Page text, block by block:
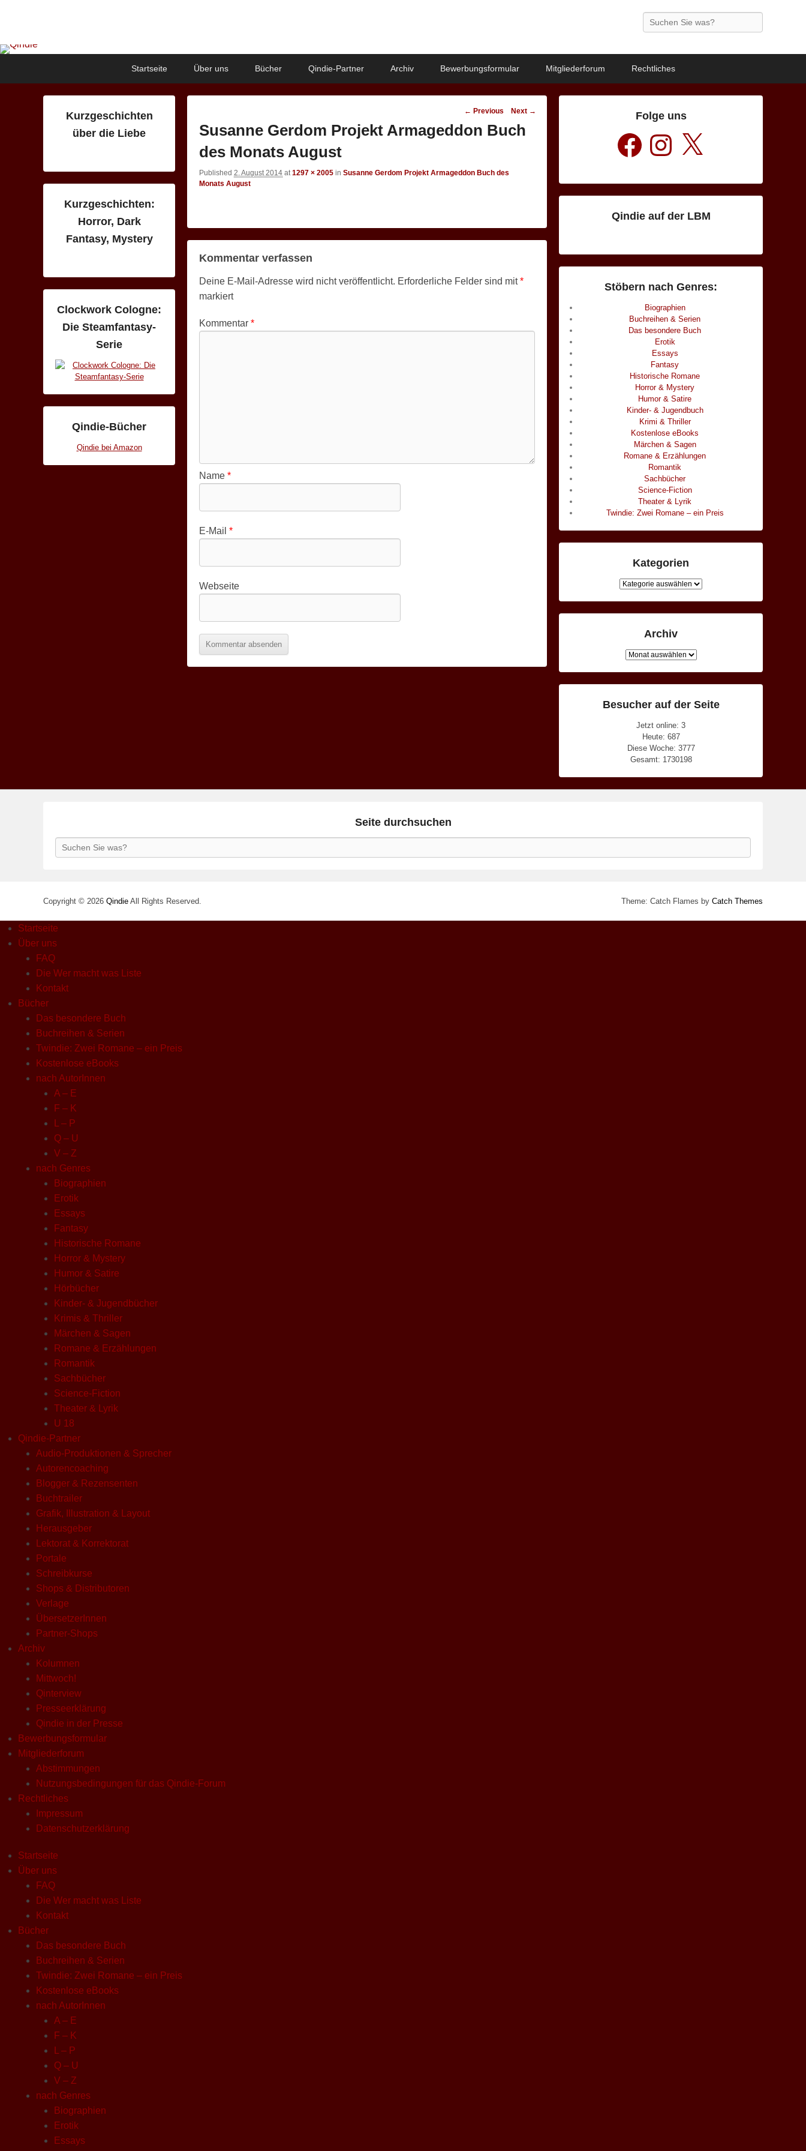
Search
Startseite Über uns Bücher Qindie-Partner Archiv Bewerbungsformular Mitgliederforum Rechtliches
Image
navigation
← Previous Next →
Susanne Gerdom Projekt Armageddon Buch
des Monats August
Published 2. August 2014 at 1297 × 2005 in Susanne Gerdom Projekt Armageddon Buch des
Monats August
Kommentar verfassen
Deine E-Mail-Adresse wird nicht veröffentlicht. Erforderliche Felder sind mit*
markiert
Kommentar *
Name *
E-Mail *
Webseite
Folge uns
Facebook Instagram
Qindie auf der LBM
Stöbern nach Genres:
Biographien
Buchreihen & Serien
Das besondere Buch
Erotik
Essays
Fantasy
Historische Romane
Horror & Mystery
Humor & Satire
Kinder- & Jugendbuch
Krimi & Thriller
Kostenlose eBooks
Märchen & Sagen
Romane & Erzählungen
Romantik
Sachbücher
Science-Fiction
Theater & Lyrik
Twindie: Zwei Romane – ein Preis
Kategorien
Kategorien
Archiv
Archiv
Besucher auf der Seite
Jetzt online: 3
Heute: 687
Diese Woche: 3777
Gesamt: 1730198
Kurzgeschichten
über die Liebe
Kurzgeschichten:
Horror, Dark
Fantasy, Mystery
Clockwork Cologne:
Die Steamfantasy-
Serie
Qindie-Bücher
Qindie bei Amazon
Seite durchsuchen
Search
Copyright © 2026 Qindie All Rights Reserved. Theme: Catch Flames by Catch Themes
Startseite
Über uns
FAQ
Die Wer macht was Liste
Kontakt
Bücher
Das besondere Buch
Buchreihen & Serien
Twindie: Zwei Romane – ein Preis
Kostenlose eBooks
nach AutorInnen
A – E
F – K
L – P
Q – U
V – Z
nach Genres
Biographien
Erotik
Essays
Fantasy
Historische Romane
Horror & Mystery
Humor & Satire
Hörbücher
Kinder- & Jugendbücher
Krimis & Thriller
Märchen & Sagen
Romane & Erzählungen
Romantik
Sachbücher
Science-Fiction
Theater & Lyrik
U 18
Qindie-Partner
Audio-Produktionen & Sprecher
Autorencoaching
Blogger & Rezensenten
Buchtrailer
Grafik, Illustration & Layout
Herausgeber
Lektorat & Korrektorat
Portale
Schreibkurse
Shops & Distributoren
Verlage
ÜbersetzerInnen
Partner-Shops
Archiv
Kolumnen
Mittwoch!
Qinterview
Presseerklärung
Qindie in der Presse
Bewerbungsformular
Mitgliederforum
Abstimmungen
Nutzungsbedingungen für das Qindie-Forum
Rechtliches
Impressum
Datenschutzerklärung
Startseite
Über uns
FAQ
Die Wer macht was Liste
Kontakt
Bücher
Das besondere Buch
Buchreihen & Serien
Twindie: Zwei Romane – ein Preis
Kostenlose eBooks
nach AutorInnen
A – E
F – K
L – P
Q – U
V – Z
nach Genres
Biographien
Erotik
Essays